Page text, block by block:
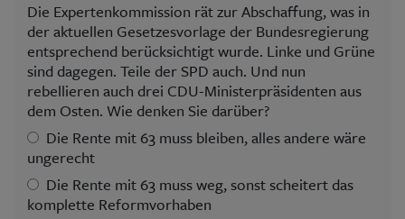
Die Expertenkommission rät zur Abschaffung, was in
der aktuellen Gesetzesvorlage der Bundesregierung
entsprechend berücksichtigt wurde. Linke und Grüne
sind dagegen. Teile der SPD auch. Und nun
rebellieren auch drei CDU-Ministerpräsidenten aus
dem Osten. Wie denken Sie darüber?
Die Rente mit 63 muss bleiben, alles andere wäre
ungerecht
Die Rente mit 63 muss weg, sonst scheitert das
komplette Reformvorhaben